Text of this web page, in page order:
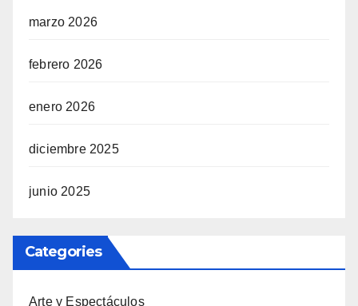
marzo 2026
febrero 2026
enero 2026
diciembre 2025
junio 2025
Categories
Arte y Espectáculos